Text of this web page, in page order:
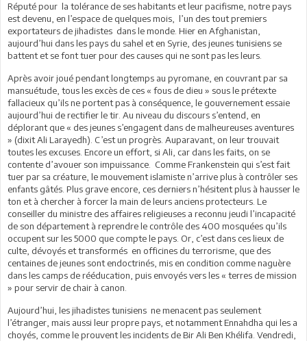
Réputé pour la tolérance de ses habitants et leur pacifisme, notre pays
est devenu, en l’espace de quelques mois, l’un des tout premiers
exportateurs de jihadistes dans le monde. Hier en Afghanistan,
aujourd’hui dans les pays du sahel et en Syrie, des jeunes tunisiens se
battent et se font tuer pour des causes qui ne sont pas les leurs.
Après avoir joué pendant longtemps au pyromane, en couvrant par sa
mansuétude, tous les excès de ces « fous de dieu » sous le prétexte
fallacieux qu’ils ne portent pas à conséquence, le gouvernement essaie
aujourd’hui de rectifier le tir. Au niveau du discours s’entend, en
déplorant que « des jeunes s’engagent dans de malheureuses aventures
» (dixit Ali Larayedh). C’est un progrès. Auparavant, on leur trouvait
toutes les excuses. Encore un effort, si Ali, car dans les faits, on se
contente d’avouer son impuissance. Comme Frankenstein qui s’est fait
tuer par sa créature, le mouvement islamiste n’arrive plus à contrôler ses
enfants gâtés. Plus grave encore, ces derniers n’hésitent plus à hausser le
ton et à chercher à forcer la main de leurs anciens protecteurs. Le
conseiller du ministre des affaires religieuses a reconnu jeudi l’incapacité
de son département à reprendre le contrôle des 400 mosquées qu’ils
occupent sur les 5000 que compte le pays. Or, c’est dans ces lieux de
culte, dévoyés et transformés en officines du terrorisme, que des
centaines de jeunes sont endoctrinés, mis en condition comme naguère
dans les camps de rééducation, puis envoyés vers les « terres de mission
» pour servir de chair à canon.
Aujourd’hui, les jihadistes tunisiens ne menacent pas seulement
l’étranger, mais aussi leur propre pays, et notamment Ennahdha qui les a
choyés, comme le prouvent les incidents de Bir Ali Ben Khélifa. Vendredi,